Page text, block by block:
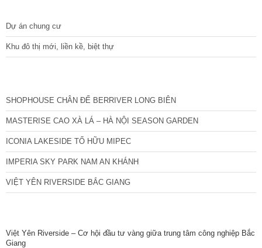
Dự án chung cư
Khu đô thị mới, liền kề, biệt thự
SHOPHOUSE CHÂN ĐẾ BERRIVER LONG BIÊN
MASTERISE CAO XÀ LÁ – HÀ NỘI SEASON GARDEN
ICONIA LAKESIDE TỐ HỮU MIPEC
IMPERIA SKY PARK NAM AN KHÁNH
VIỆT YÊN RIVERSIDE BẮC GIANG
Việt Yên Riverside – Cơ hội đầu tư vàng giữa trung tâm công nghiệp Bắc
Giang